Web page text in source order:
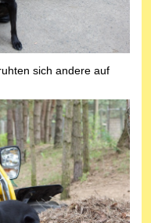
sich andere auf